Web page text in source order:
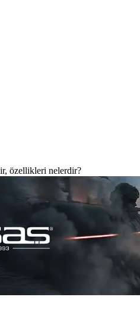
özellikleri nelerdir?